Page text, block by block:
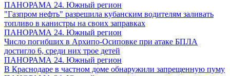
ПАНОРАМА 24. Южный регион
"Газпром нефть" разрешила кубанским водителям заливать
топливо в канистры на своих заправках
ПАНОРАМА 24. Южный регион
Число погибших в Архипо-Осиповке при атаке БПЛА
достигло 6, среди них трое детей
ПАНОРАМА 24. Южный регион
В Краснодаре в частном доме обнаружили запрещенную пуму